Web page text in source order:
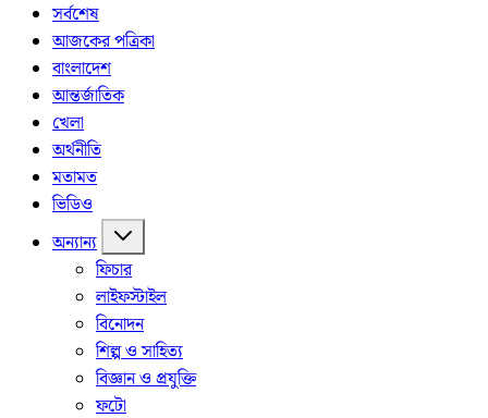
সর্বশেষ
আজকের পত্রিকা
বাংলাদেশ
আন্তর্জাতিক
খেলা
অর্থনীতি
মতামত
ভিডিও
অন্যান্য
ফিচার
লাইফস্টাইল
বিনোদন
শিল্প ও সাহিত্য
বিজ্ঞান ও প্রযুক্তি
ফটো